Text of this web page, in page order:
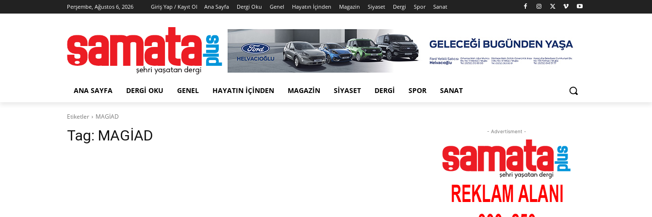
Perşembe, Ağustos 6, 2026 Giriş Yap / Kayıt Ol Ana Sayfa Dergi Oku Genel Hayatın İçinden Magazin Siyaset Dergi Spor Sanat
ANA SAYFA DERGI OKU GENEL HAYATIN İÇINDEN MAGAZIN SIYASET DERGI SPOR SANAT
Etiketler MAGİAD
Tag: MAGİAD - Advertisment -